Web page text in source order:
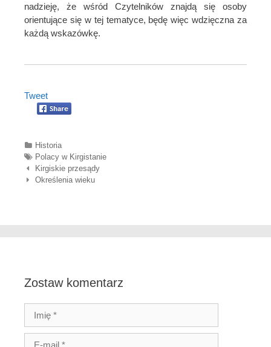
nadzieję, że wśród Czytelników znajdą się osoby
orientujące się w tej tematyce, będę więc wdzięczna za
każdą wskazówkę.
Tweet
Categories
Historia
Tags
Polacy w Kirgistanie
Nawigacja wpisów
Kirgiskie przesądy
Określenia wieku
Zostaw komentarz